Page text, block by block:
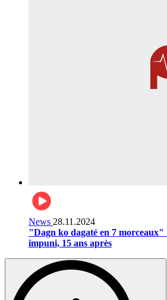
News 28.11.2024
"Dagn ko dagaté en 7
impuni, 15 ans après